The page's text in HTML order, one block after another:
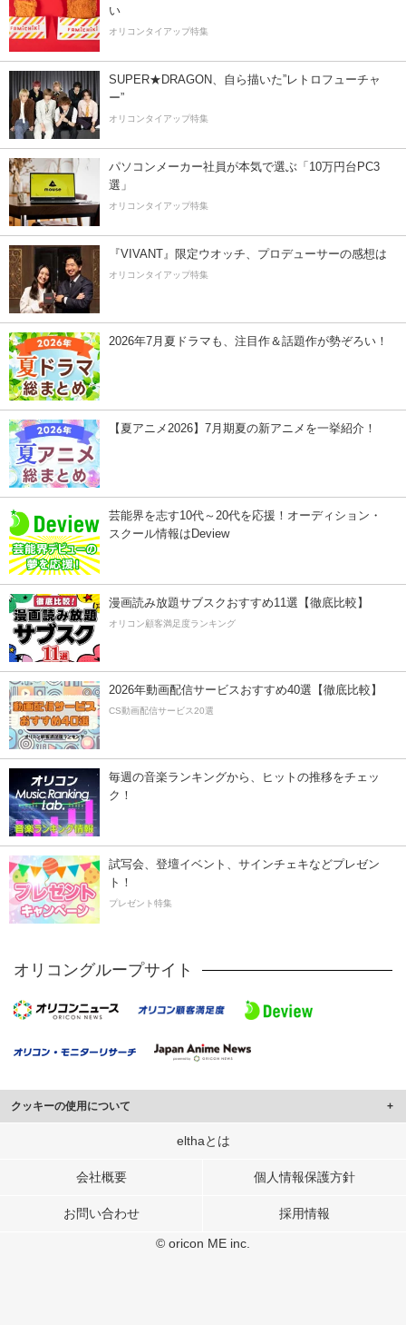
い
オリコンタイアップ特集
SUPER★DRAGON、自ら描いた”レトロフューチャ
ー”
オリコンタイアップ特集
パソコンメーカー社員が本気で選ぶ「10万円台PC3
選」
オリコンタイアップ特集
『VIVANT』限定ウオッチ、プロデューサーの感想は
オリコンタイアップ特集
2026年7月夏ドラマも、注目作＆話題作が勢ぞろい！
【夏アニメ2026】7月期夏の新アニメを一挙紹介！
芸能界を志す10代～20代を応援！オーディション・
スクール情報はDeview
漫画読み放題サブスクおすすめ11選【徹底比較】
オリコン顧客満足度ランキング
2026年動画配信サービスおすすめ40選【徹底比較】
CS動画配信サービス20選
毎週の音楽ランキングから、ヒットの推移をチェッ
ク！
試写会、登壇イベント、サインチェキなどプレゼン
ト！
プレゼント特集
オリコングループサイト
クッキーの使用について
このサイトでは Cookie を使用して、ユーザーに合わせたコンテンツや広告の
行っています。
メディアや広告配信、データ解析の各パートナーに提供しています。
elthaとは
会社概要 個人情報保護方針
お問い合わせ 採用情報
© oricon ME inc.